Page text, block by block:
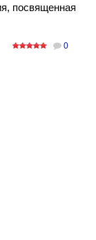
посвященная
0